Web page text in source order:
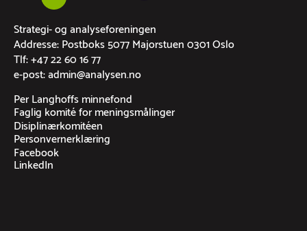
Strategi- og analyseforeningen
Addresse: Postboks 5077 Majorstuen 0301 Oslo
Tlf: +47 22 60 16 77
e-post: admin@analysen.no
Per Langhoffs minnefond
Faglig komité for meningsmålinger
Disiplinærkomitéen
Personvernerklæring
Facebook
LinkedIn